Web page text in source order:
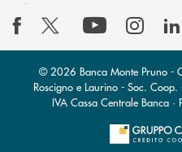
© 2026 Banca Monte Pruno -
Roscigno e Laurino - Soc.
IVA Cassa Centrale Banca